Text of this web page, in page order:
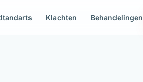
Klachten Behandelingen